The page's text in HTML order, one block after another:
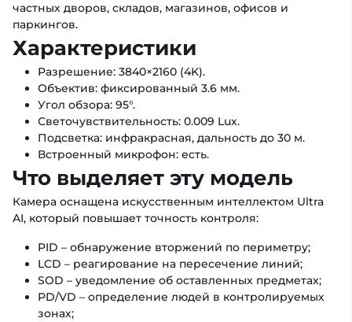
частных дворов, складов, магазинов, офисов и
паркингов.
Характеристики
Разрешение: 3840×2160 (4K).
Объектив: фиксированный 3.6 мм.
Угол обзора: 95°.
Светочувствительность: 0.009 Lux.
Подсветка: инфракрасная, дальность до 30 м.
Встроенный микрофон: есть.
Что выделяет эту модель
Камера оснащена искусственным интеллектом Ultra
AI, который повышает точность контроля:
PID – обнаружение вторжений по периметру;
LCD – реагирование на пересечение линий;
SOD – уведомление об оставленных предметах;
PD/VD – определение людей в контролируемых
зонах;